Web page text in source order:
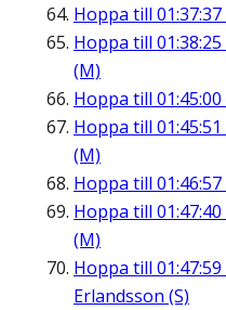
Hoppa till 01:37:37
Hoppa till 01:38:25
(M)
Hoppa till 01:45:00
Hoppa till 01:45:51
(M)
Hoppa till 01:46:57
Hoppa till 01:47:40
(M)
Hoppa till 01:47:59
Erlandsson (S)